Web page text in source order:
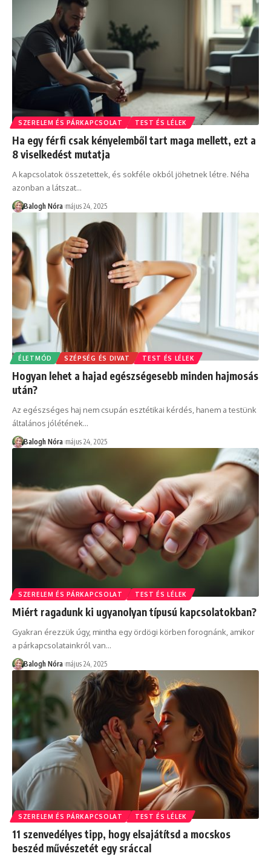
SZERELEM ÉS PÁRKAPCSOLAT TEST ÉS LÉLEK
Ha egy férfi csak kényelemből tart maga mellett, ezt a
8 viselkedést mutatja
A kapcsolatok összetettek, és sokféle okból jöhetnek létre. Néha
azonban a látszat…
Balogh Nóra május 24, 2025
ÉLETMÓD SZÉPSÉG ÉS DIVAT TEST ÉS LÉLEK
Hogyan lehet a hajad egészségesebb minden hajmosás
után?
Az egészséges haj nem csupán esztétikai kérdés, hanem a testünk
általános jólétének…
Balogh Nóra május 24, 2025
SZERELEM ÉS PÁRKAPCSOLAT TEST ÉS LÉLEK
Miért ragadunk ki ugyanolyan típusú kapcsolatokban?
Gyakran érezzük úgy, mintha egy ördögi körben forognánk, amikor
a párkapcsolatainkról van…
Balogh Nóra május 24, 2025
SZERELEM ÉS PÁRKAPCSOLAT TEST ÉS LÉLEK
11 szenvedélyes tipp, hogy elsajátítsd a mocskos
beszéd művészetét egy sráccal